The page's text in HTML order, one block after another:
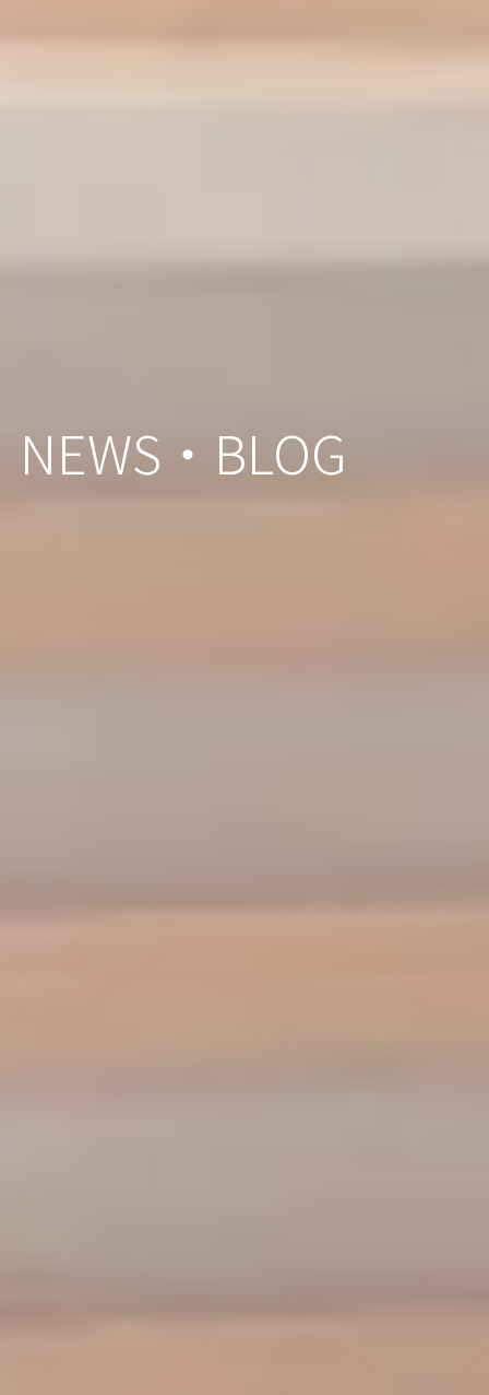
NEWS・BLOG